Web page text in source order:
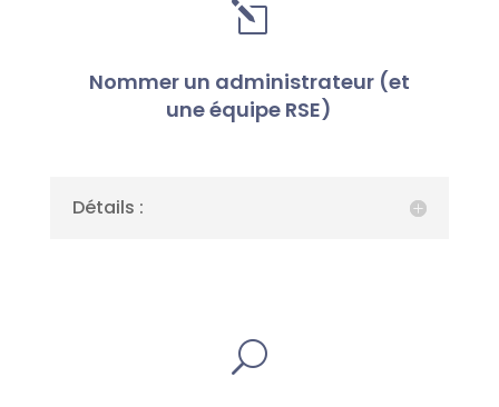
l
Nommer un administrateur (et
une équipe RSE)
Détails :
U